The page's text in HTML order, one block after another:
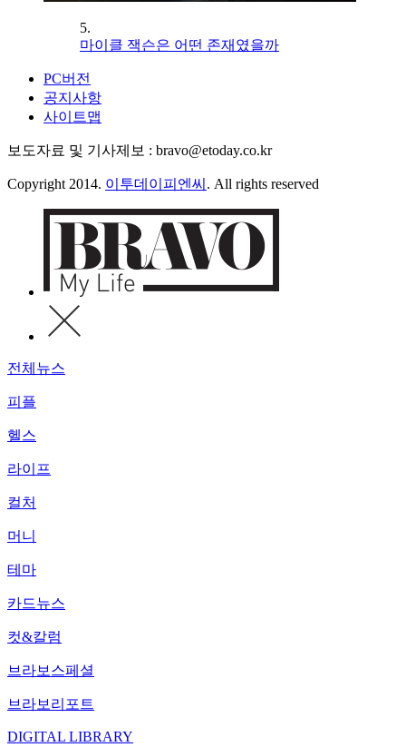
5.
마이클 잭슨은 어떤 존재였을까
PC버전
공지사항
사이트맵
보도자료 및 기사제보 : bravo@etoday.co.kr
Copyright 2014. 이투데이피엔씨 . All rights reserved
전체뉴스
피플
헬스
라이프
컬처
머니
테마
카드뉴스
컷&칼럼
브라보스페셜
브라보리포트
DIGITAL LIBRARY